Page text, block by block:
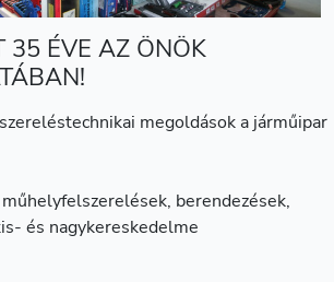
35 ÉVE AZ ÖNÖK
megoldások a járműipar
berendezések,
és nagykereskedelme